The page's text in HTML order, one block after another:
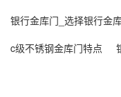
银行金库门_选择银行金
c级不锈钢金库门特点